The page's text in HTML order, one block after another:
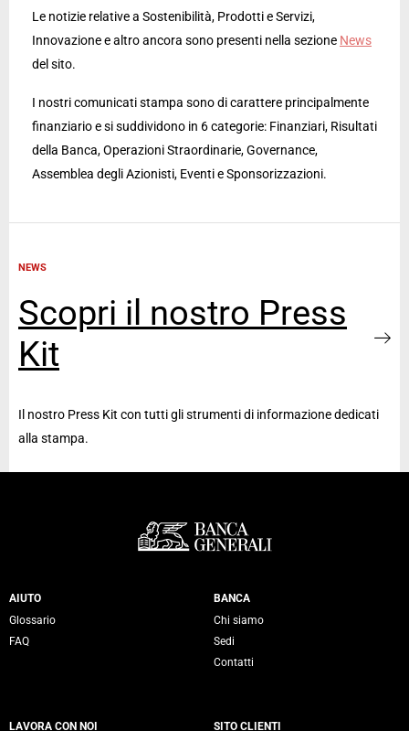
Le notizie relative a Sostenibilità, Prodotti e Servizi,
Innovazione e altro ancora sono presenti nella sezione News
del sito.
I nostri comunicati stampa sono di carattere principalmente
finanziario e si suddividono in 6 categorie: Finanziari, Risultati
della Banca, Operazioni Straordinarie, Governance,
Assemblea degli Azionisti, Eventi e Sponsorizzazioni.
NEWS
Scopri il nostro Press
Kit
Il nostro Press Kit con tutti gli strumenti di informazione dedicati
alla stampa.
Servizi Banca Generali
AIUTO
Glossario
FAQ
BANCA
Chi siamo
Sedi
Contatti
LAVORA CON NOI
SITO CLIENTI